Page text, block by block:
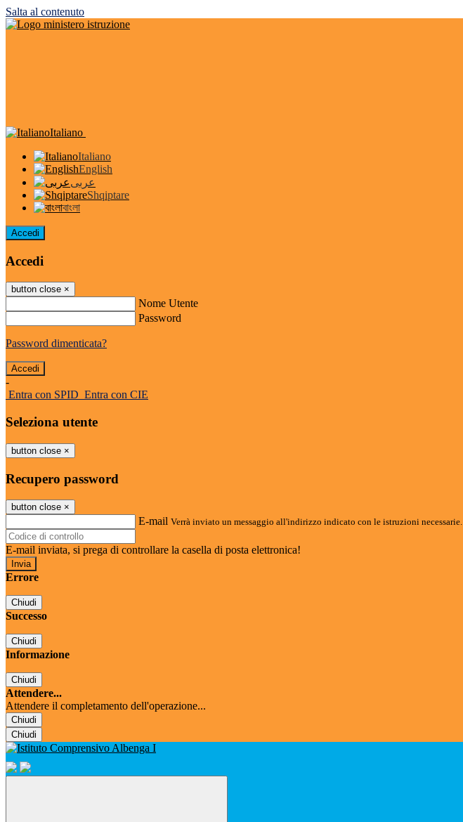
Salta al contenuto
Italiano
Italiano
English
عربى
Shqiptare
বাংলা
Accedi
Accedi
button close ×
Nome Utente
Password
Password dimenticata?
-
Entra con SPID Entra con CIE
Seleziona utente
button close ×
Recupero password
button close ×
E-mail Verrà inviato un messaggio all'indirizzo indicato con le istruzioni necessarie.
E-mail inviata, si prega di controllare la casella di posta elettronica!
Errore
Chiudi
Successo
Chiudi
Informazione
Chiudi
Attendere...
Attendere il completamento dell'operazione...
Chiudi
Chiudi